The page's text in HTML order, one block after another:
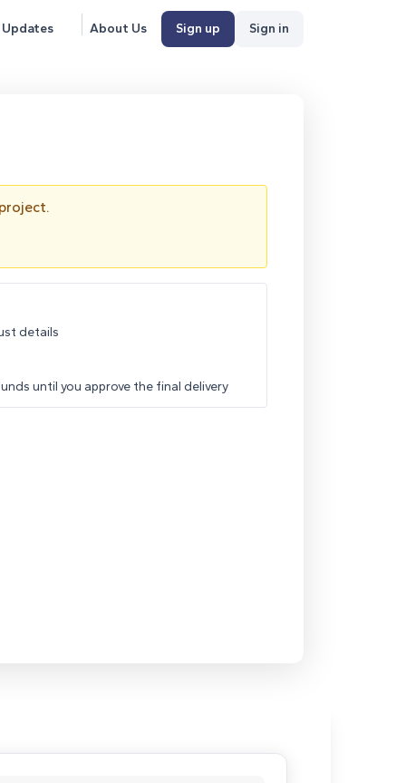
Updates About Us Sign up Sign in
details
until you approve the final delivery